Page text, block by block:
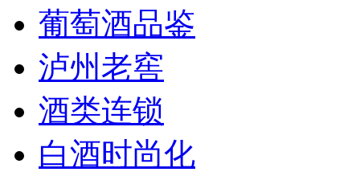
葡萄酒品鉴
泸州老窖
酒类连锁
白酒时尚化